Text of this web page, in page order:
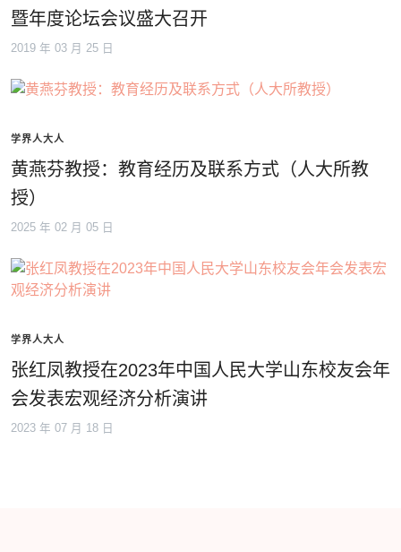
暨年度论坛会议盛大召开
2019 年 03 月 25 日
学界人大人
黄燕芬教授：教育经历及联系方式（人大所教
授）
2025 年 02 月 05 日
学界人大人
张红凤教授在2023年中国人民大学山东校友会年
会发表宏观经济分析演讲
2023 年 07 月 18 日